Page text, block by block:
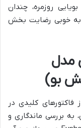
روزمره، چندان
به خوبی رضایت بخش
مدل
فاکتورهای کلیدی در
بررسی ماندگاری و